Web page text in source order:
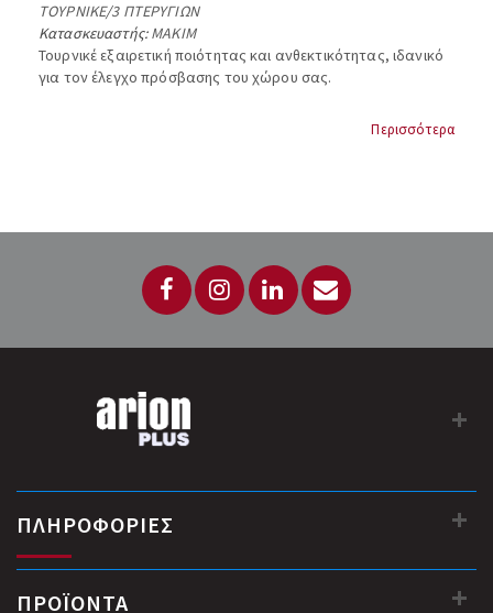
ΤΟΥΡΝΙΚΕ/3 ΠΤΕΡΥΓΙΩΝ
Κατασκευαστής:MAKIM
Τουρνικέ εξαιρετική ποιότητας και ανθεκτικότητας, ιδανικό
για τον έλεγχο πρόσβασης του χώρου σας.
Κλείδωμα μέσω πηνίου 24VDC
Περισσότερα
ΠΛΗΡΟΦΟΡΙΕΣ
ΠΡΟΪΟΝΤΑ